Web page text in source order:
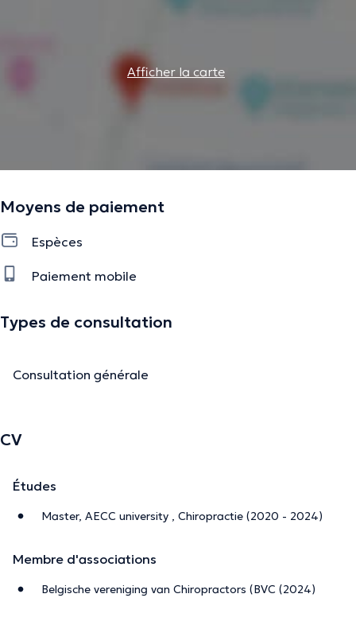
Afficher la carte
Moyens de paiement
Espèces
Paiement mobile
Types de consultation
Consultation générale
CV
Études
Master, AECC university , Chiropractie (2020 - 2024)
Membre d'associations
Belgische vereniging van Chiropractors (BVC (2024)